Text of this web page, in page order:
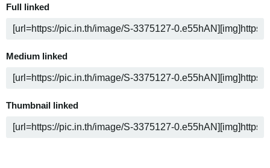
Full linked
Medium linked
Thumbnail linked